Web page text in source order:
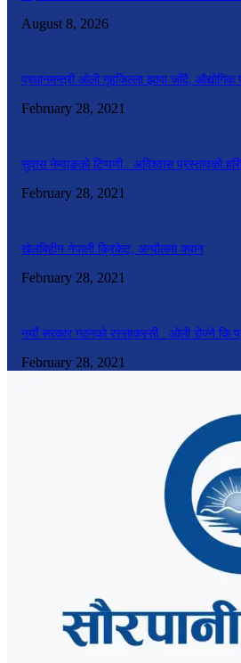
August 8, 2026
प्रधानमन्त्री ओली गृहजिल्ला झापा जाँदै, औद्योगिक
February 28, 2021
सुवास नेम्वाङको टिप्पणी : अविश्वास प्रस्तावको
February 28, 2021
खेलबिहीन नेपाली क्रिकेट, अन्यौलमा क्यान
February 28, 2021
नयाँ सरकार गठनको रस्साकस्सी : ओली रोज्ने कि
February 28, 2021